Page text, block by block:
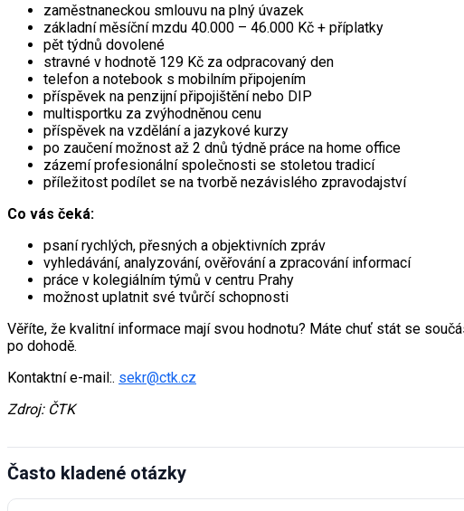
zaměstnaneckou smlouvu na plný úvazek
základní měsíční mzdu 40.000 – 46.000 Kč + příplatky
pět týdnů dovolené
stravné v hodnotě 129 Kč za odpracovaný den
telefon a notebook s mobilním připojením
příspěvek na penzijní připojištění nebo DIP
multisportku za zvýhodněnou cenu
příspěvek na vzdělání a jazykové kurzy
po zaučení možnost až 2 dnů týdně práce na home office
zázemí profesionální společnosti se stoletou tradicí
příležitost podílet se na tvorbě nezávislého zpravodajství
Co vás čeká:
psaní rychlých, přesných a objektivních zpráv
vyhledávání, analyzování, ověřování a zpracování informací
práce v kolegiálním týmů v centru Prahy
možnost uplatnit své tvůrčí schopnosti
Věříte, že kvalitní informace mají svou hodnotu? Máte chuť stát se
po dohodě.
Kontaktní e-mail:. sekr@ctk.cz
Zdroj: ČTK
Často kladené otázky